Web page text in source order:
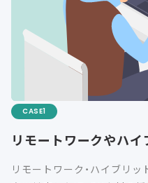
CASE
リモートワークやハ
リモートワーク・ハイブリッ